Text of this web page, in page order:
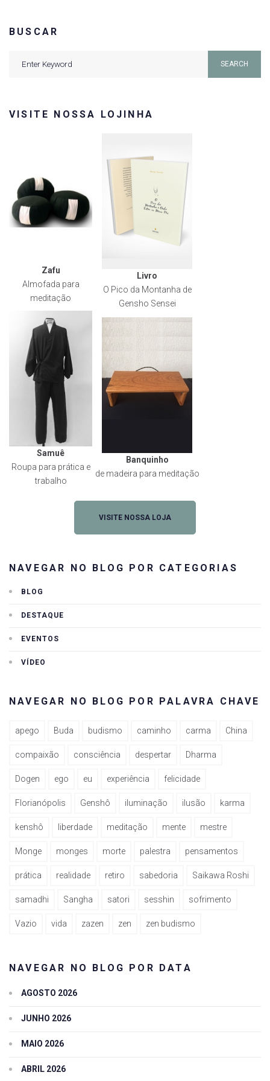
BUSCAR
SEARCH
VISITE NOSSA LOJINHA
Zafu
Almofada para
meditação
Livro
O Pico da Montanha de
Gensho Sensei
Samuê
Roupa para prática e
trabalho
Banquinho
de madeira para meditação
VISITE NOSSA LOJA
NAVEGAR NO BLOG POR CATEGORIAS
BLOG
DESTAQUE
EVENTOS
VÍDEO
NAVEGAR NO BLOG POR PALAVRA CHAVE
apego Buda budismo caminho carma China
compaixão consciência despertar Dharma
Dogen ego eu experiência felicidade
Florianópolis Genshô iluminação ilusão karma
kenshô liberdade meditação mente mestre
Monge monges morte palestra pensamentos
prática realidade retiro sabedoria Saikawa Roshi
samadhi Sangha satori sesshin sofrimento
Vazio vida zazen zen zen budismo
NAVEGAR NO BLOG POR DATA
AGOSTO 2026
JUNHO 2026
MAIO 2026
ABRIL 2026